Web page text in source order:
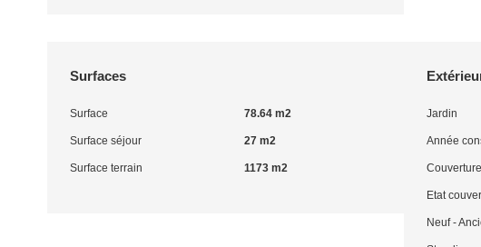
Surfaces
Surface 78.64 m2
Surface séjour 27 m2
Surface terrain 1173 m2
Jardin
Année
Couverture
Etat
Neuf -